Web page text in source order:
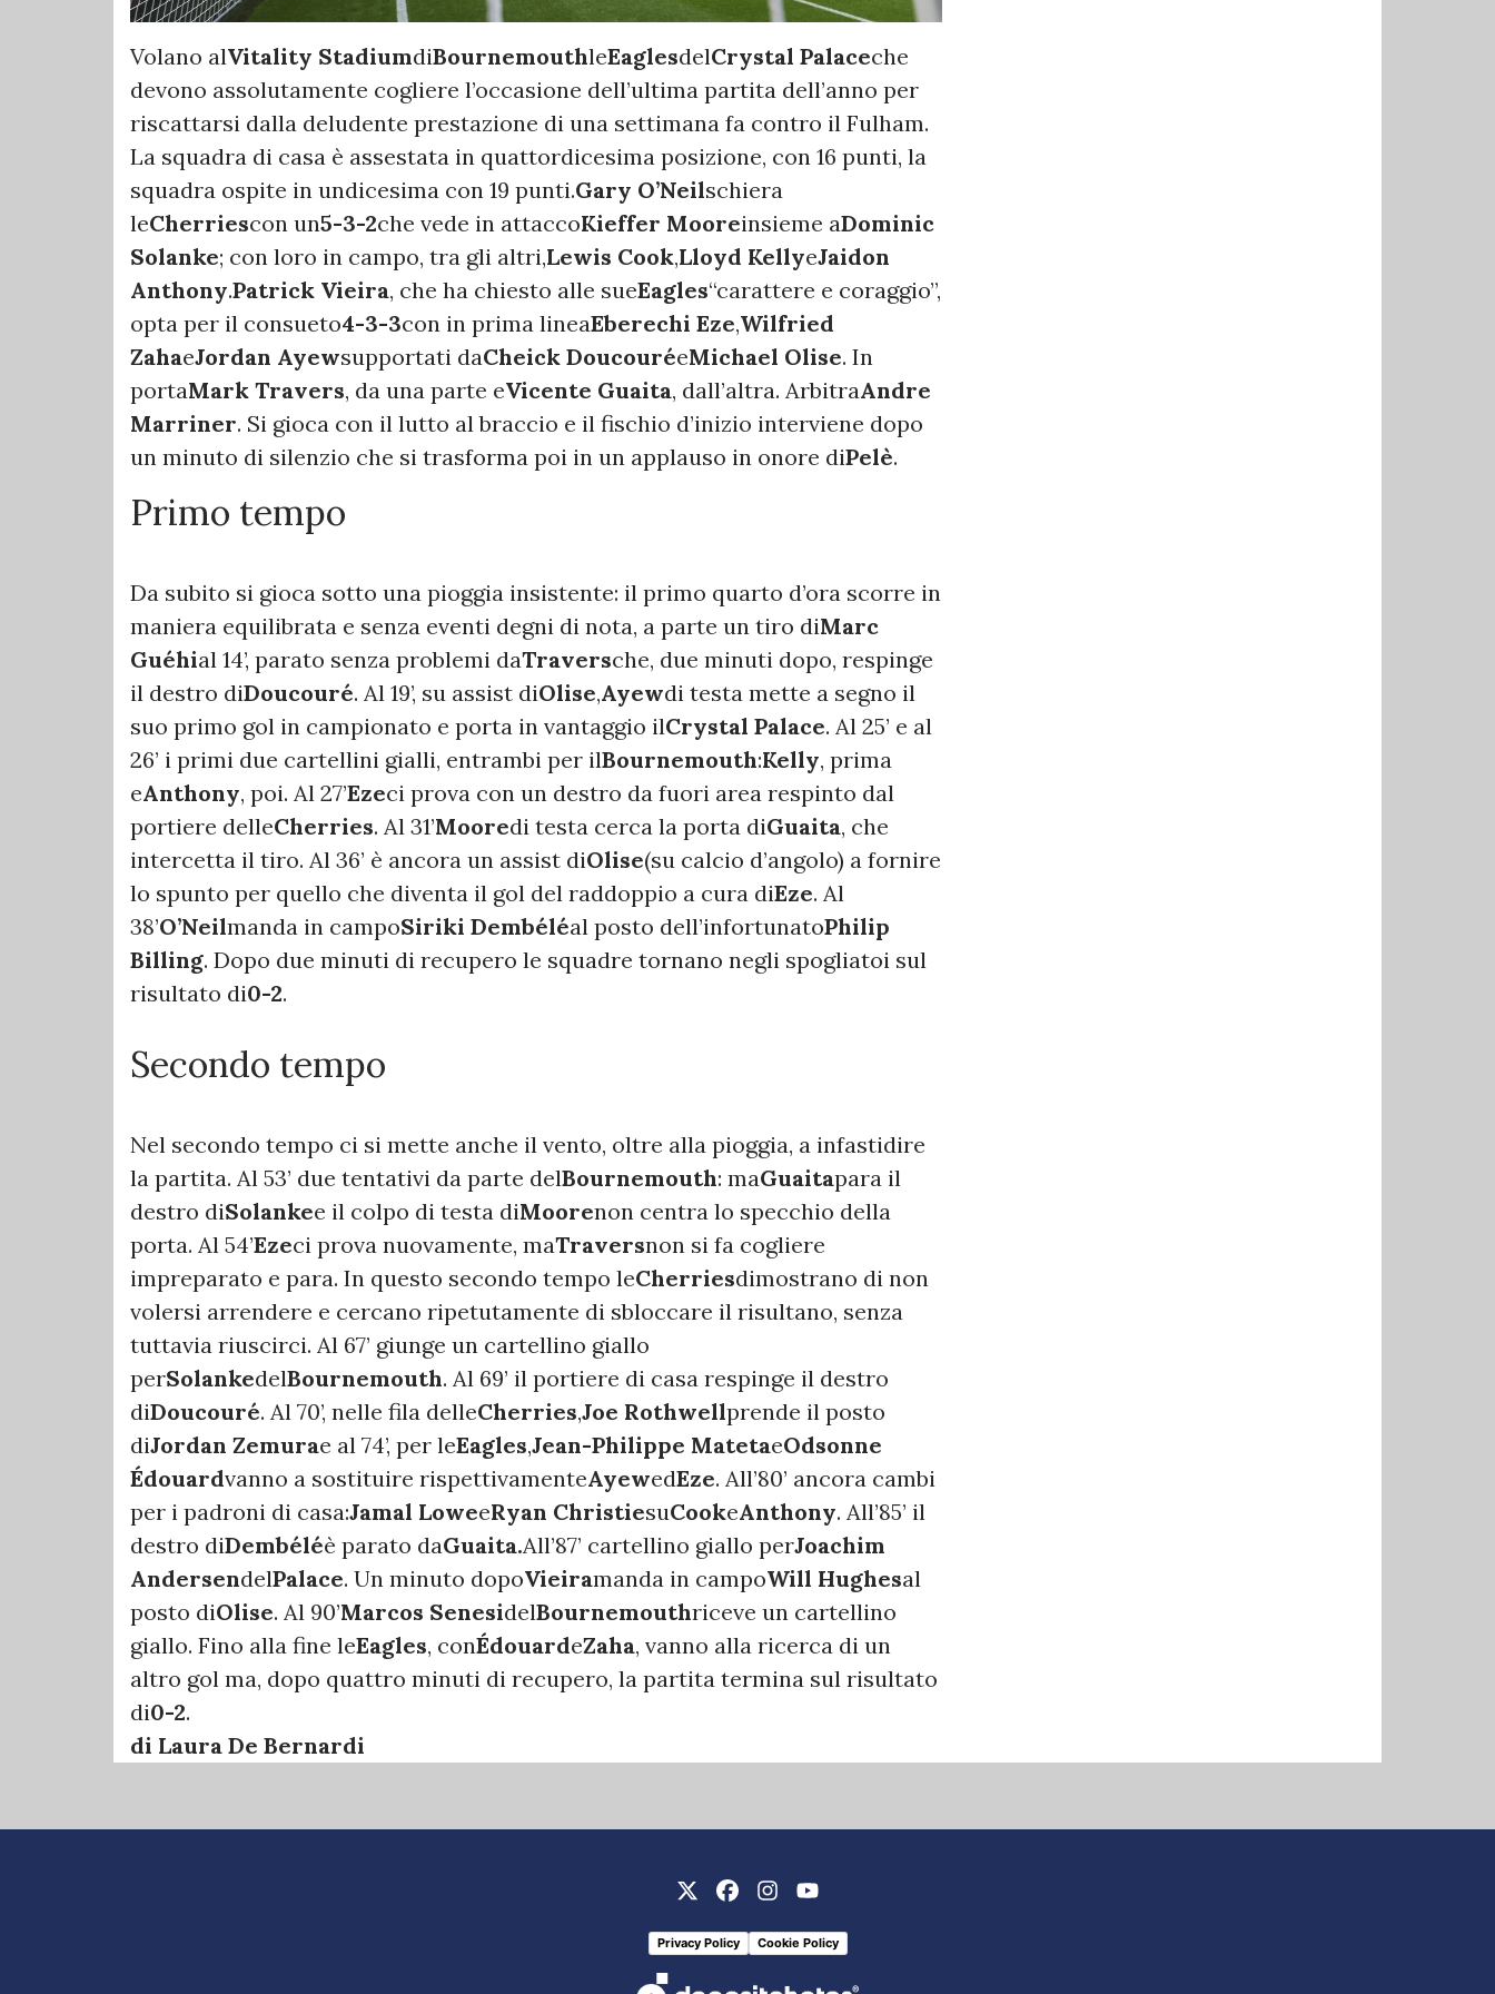
Volano alVitality StadiumdiBournemouthleEaglesdelCrystal Palaceche
devono assolutamente cogliere l’occasione dell’ultima partita dell’anno per
riscattarsi dalla deludente prestazione di una settimana fa contro il Fulham.
La squadra di casa è assestata in quattordicesima posizione, con 16 punti, la
squadra ospite in undicesima con 19 punti.Gary O’Neilschiera
leCherriescon un5-3-2che vede in attaccoKieffer Mooreinsieme aDominic
Solanke; con loro in campo, tra gli altri,Lewis Cook,Lloyd KellyeJaidon
Anthony.Patrick Vieira, che ha chiesto alle sueEagles“carattere e coraggio”,
opta per il consueto4-3-3con in prima lineaEberechi Eze,Wilfried
ZahaeJordan Ayewsupportati daCheick DoucouréeMichael Olise. In
portaMark Travers, da una parte eVicente Guaita, dall’altra. ArbitraAndre
Marriner. Si gioca con il lutto al braccio e il fischio d’inizio interviene dopo
un minuto di silenzio che si trasforma poi in un applauso in onore diPelè.
Primo tempo
Da subito si gioca sotto una pioggia insistente: il primo quarto d’ora scorre in
maniera equilibrata e senza eventi degni di nota, a parte un tiro diMarc
Guéhial 14’, parato senza problemi daTraversche, due minuti dopo, respinge
il destro diDoucouré. Al 19’, su assist diOlise,Ayewdi testa mette a segno il
suo primo gol in campionato e porta in vantaggio ilCrystal Palace. Al 25’ e al
26’ i primi due cartellini gialli, entrambi per ilBournemouth:Kelly, prima
eAnthony, poi. Al 27’Ezeci prova con un destro da fuori area respinto dal
portiere delleCherries. Al 31’Mooredi testa cerca la porta diGuaita, che
intercetta il tiro. Al 36’ è ancora un assist diOlise(su calcio d’angolo) a fornire
lo spunto per quello che diventa il gol del raddoppio a cura diEze. Al
38’O’Neilmanda in campoSiriki Dembéléal posto dell’infortunatoPhilip
Billing. Dopo due minuti di recupero le squadre tornano negli spogliatoi sul
risultato di0-2.
Secondo tempo
Nel secondo tempo ci si mette anche il vento, oltre alla pioggia, a infastidire
la partita. Al 53’ due tentativi da parte delBournemouth: maGuaitapara il
destro diSolankee il colpo di testa diMoorenon centra lo specchio della
porta. Al 54’Ezeci prova nuovamente, maTraversnon si fa cogliere
impreparato e para. In questo secondo tempo leCherriesdimostrano di non
volersi arrendere e cercano ripetutamente di sbloccare il risultano, senza
tuttavia riuscirci. Al 67’ giunge un cartellino giallo
perSolankedelBournemouth. Al 69’ il portiere di casa respinge il destro
diDoucouré. Al 70’, nelle fila delleCherries,Joe Rothwellprende il posto
diJordan Zemurae al 74’, per leEagles,Jean-Philippe MatetaeOdsonne
Édouardvanno a sostituire rispettivamenteAyewedEze. All’80’ ancora cambi
per i padroni di casa:Jamal LoweeRyan ChristiesuCookeAnthony. All’85’ il
destro diDembéléè parato daGuaita.All’87’ cartellino giallo perJoachim
AndersendelPalace. Un minuto dopoVieiramanda in campoWill Hughesal
posto diOlise. Al 90’Marcos SenesidelBournemouthriceve un cartellino
giallo. Fino alla fine leEagles, conÉdouardeZaha, vanno alla ricerca di un
altro gol ma, dopo quattro minuti di recupero, la partita termina sul risultato
di0-2.
di Laura De Bernardi
Privacy Policy Cookie Policy